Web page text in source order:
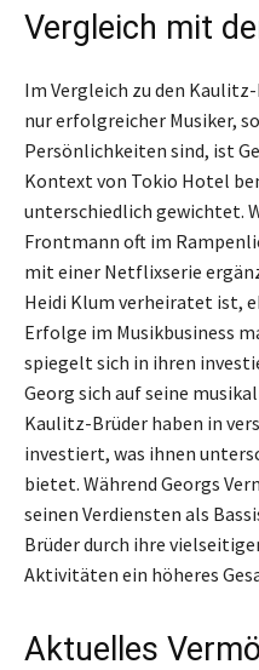
Vergleich mit
Im Vergleich zu den
nur erfolgreicher Musiker,
Persönlichkeiten sind, ist
Kontext von Tokio Hotel
unterschiedlich gewichtet.
Frontmann oft im
mit einer Netflixserie
Heidi Klum verheiratet ist,
Erfolge im Musikbusiness
spiegelt sich in ihren
Georg sich auf seine
Kaulitz-Brüder haben in
investiert, was ihnen
bietet. Während Georgs
seinen Verdiensten als
Brüder durch ihre
Aktivitäten ein höheres
Aktuelles